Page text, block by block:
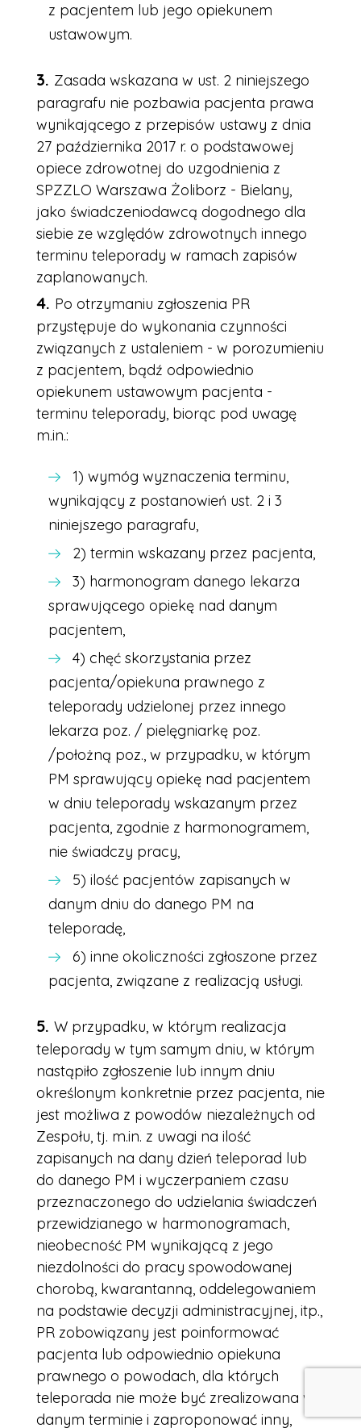
z pacjentem lub jego opiekunem
ustawowym.
Zasada wskazana w ust. 2 niniejszego
paragrafu nie pozbawia pacjenta prawa
wynikającego z przepisów ustawy z dnia
27 października 2017 r. o podstawowej
opiece zdrowotnej do uzgodnienia z
SPZZLO Warszawa Żoliborz - Bielany,
jako świadczeniodawcą dogodnego dla
siebie ze względów zdrowotnych innego
terminu teleporady w ramach zapisów
zaplanowanych.
Po otrzymaniu zgłoszenia PR
przystępuje do wykonania czynności
związanych z ustaleniem - w porozumieniu
z pacjentem, bądź odpowiednio
opiekunem ustawowym pacjenta -
terminu teleporady, biorąc pod uwagę
m.in.:
1) wymóg wyznaczenia terminu,
wynikający z postanowień ust. 2 i 3
niniejszego paragrafu,
2) termin wskazany przez pacjenta,
3) harmonogram danego lekarza
sprawującego opiekę nad danym
pacjentem,
4) chęć skorzystania przez
pacjenta/opiekuna prawnego z
teleporady udzielonej przez innego
lekarza poz. / pielęgniarkę poz.
/położną poz., w przypadku, w którym
PM sprawujący opiekę nad pacjentem
w dniu teleporady wskazanym przez
pacjenta, zgodnie z harmonogramem,
nie świadczy pracy,
5) ilość pacjentów zapisanych w
danym dniu do danego PM na
teleporadę,
6) inne okoliczności zgłoszone przez
pacjenta, związane z realizacją usługi.
W przypadku, w którym realizacja
teleporady w tym samym dniu, w którym
nastąpiło zgłoszenie lub innym dniu
określonym konkretnie przez pacjenta, nie
jest możliwa z powodów niezależnych od
Zespołu, tj. m.in. z uwagi na ilość
zapisanych na dany dzień teleporad lub
do danego PM i wyczerpaniem czasu
przeznaczonego do udzielania świadczeń
przewidzianego w harmonogramach,
nieobecność PM wynikającą z jego
niezdolności do pracy spowodowanej
chorobą, kwarantanną, oddelegowaniem
na podstawie decyzji administracyjnej, itp.,
PR zobowiązany jest poinformować
pacjenta lub odpowiednio opiekuna
prawnego o powodach, dla których
teleporada nie może być zrealizowana w
danym terminie i zaproponować inny,